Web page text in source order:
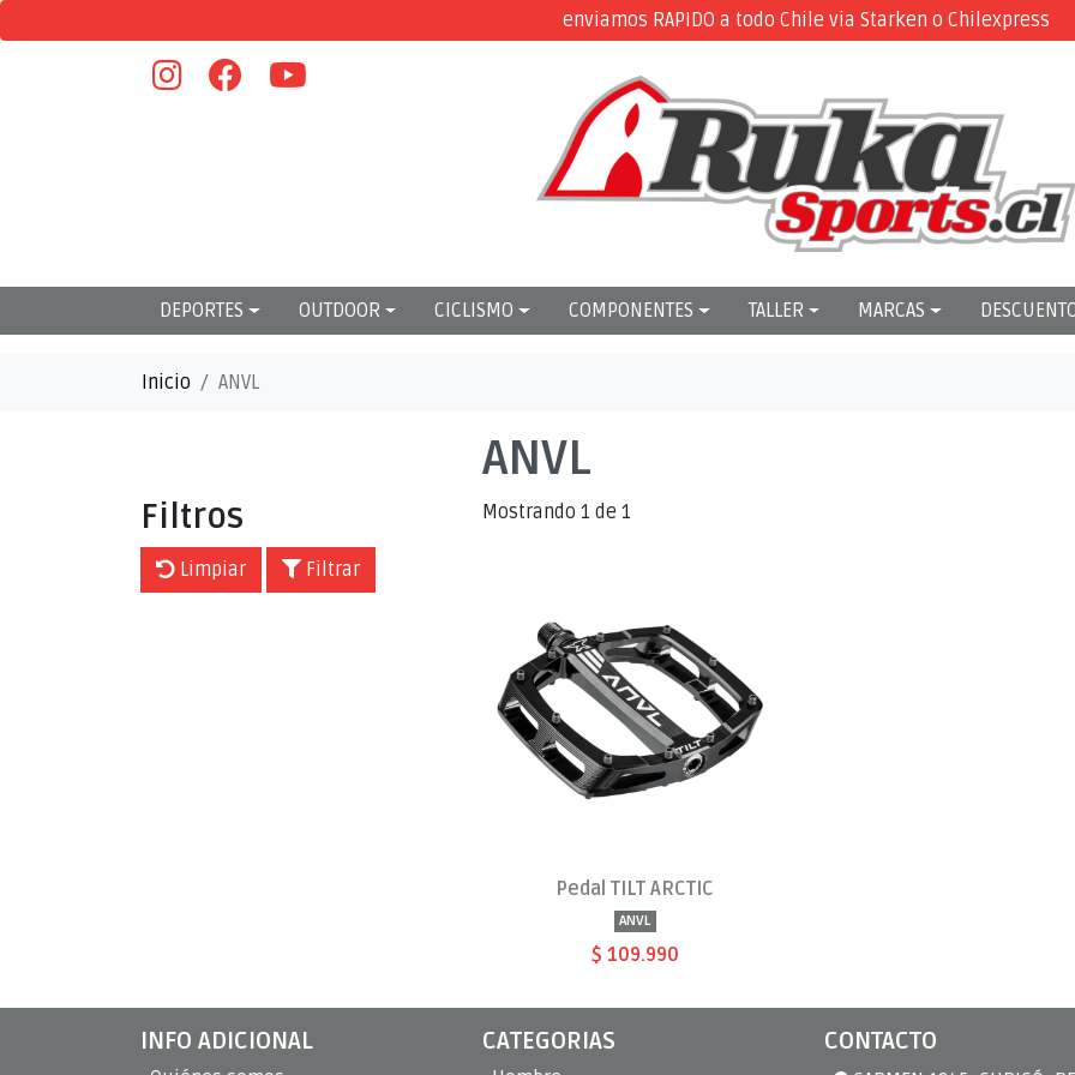
enviamos RAPIDO a todo Chile via Starken o Chilexpress
DEPORTES OUTDOOR CICLISMO COMPONENTES TALLER MARCAS
Inicio ANVL
ANVL
Filtros
Limpiar Filtrar
Mostrando 1 de 1
Pedal TILT ARCTIC
ANVL
$ 109.990
INFO ADICIONAL CATEGORIAS CONTACTO